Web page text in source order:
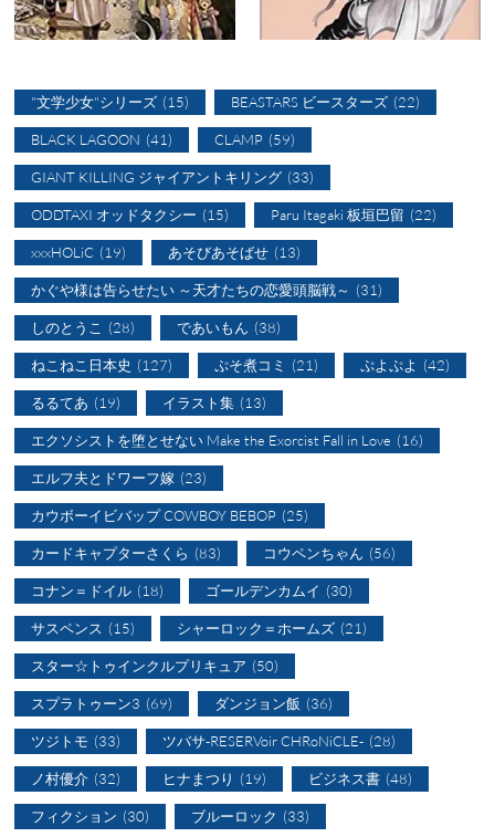
"文学少女"シリーズ (15) BEASTARS ビースターズ (22)
BLACK LAGOON (41) CLAMP (59)
GIANT KILLING ジャイアントキリング (33)
ODDTAXI オッドタクシー (15) Paru Itagaki 板垣巴留 (22)
xxxHOLiC (19) あそびあそばせ (13)
かぐや様は告らせたい ～天才たちの恋愛頭脳戦～ (31)
しのとうこ (28) であいもん (38)
ねこねこ日本史 (127) ぷそ煮コミ (21) ぷよぷよ (42)
るるてあ (19) イラスト集 (13)
エクソシストを堕とせない Make the Exorcist Fall in Love (16)
エルフ夫とドワーフ嫁 (23)
カウボーイビバップ COWBOY BEBOP (25)
カードキャプターさくら (83) コウペンちゃん (56)
コナン＝ドイル (18) ゴールデンカムイ (30)
サスペンス (15) シャーロック＝ホームズ (21)
スター☆トゥインクルプリキュア (50)
スプラトゥーン3 (69) ダンジョン飯 (36)
ツジトモ (33) ツバサ-RESERVoir CHRoNiCLE- (28)
ノ村優介 (32) ヒナまつり (19) ビジネス書 (48)
フィクション (30) ブルーロック (33)